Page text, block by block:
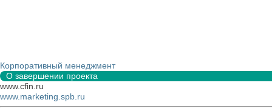
Корпоративный менеджмент
О завершении проекта
www.cfin.ru
www.marketing.spb.ru